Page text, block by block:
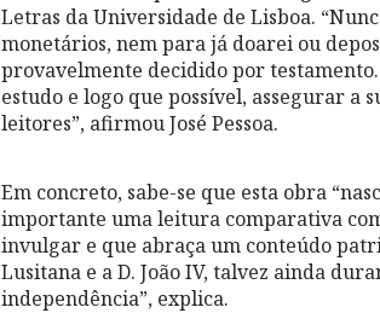
Letras da Universidade de Lisboa.
monetários, nem para já doarei ou
provavelmente decidido por
estudo e logo que possível, assegurar a
leitores”, afirmou José Pessoa.
Em concreto, sabe-se que esta obra
importante uma leitura comparativa
invulgar e que abraça um conteúdo
Lusitana e a D. João IV, talvez ainda
independência”, explica.